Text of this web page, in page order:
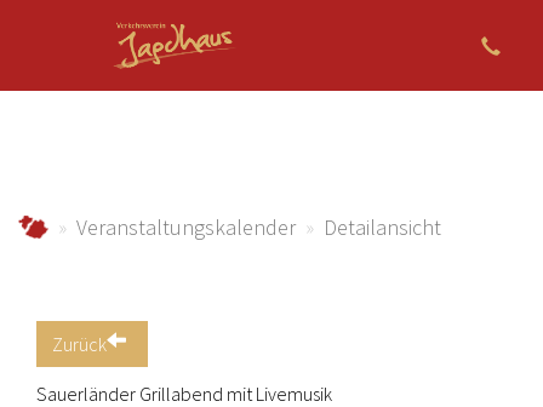
jagdhaus.infoVeranstaltungskalender Detailansicht
Zurück
Sauerländer Grillabend mit Livemusik